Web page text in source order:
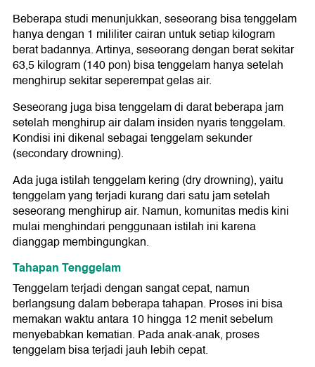
Beberapa studi menunjukkan, seseorang bisa tenggelam
hanya dengan 1 mililiter cairan untuk setiap kilogram
berat badannya. Artinya, seseorang dengan berat sekitar
63,5 kilogram (140 pon) bisa tenggelam hanya setelah
menghirup sekitar seperempat gelas air.
Seseorang juga bisa tenggelam di darat beberapa jam
setelah menghirup air dalam insiden nyaris tenggelam.
Kondisi ini dikenal sebagai tenggelam sekunder
(secondary drowning).
Ada juga istilah tenggelam kering (dry drowning), yaitu
tenggelam yang terjadi kurang dari satu jam setelah
seseorang menghirup air. Namun, komunitas medis kini
mulai menghindari penggunaan istilah ini karena
dianggap membingungkan.
Tahapan Tenggelam
Tenggelam terjadi dengan sangat cepat, namun
berlangsung dalam beberapa tahapan. Proses ini bisa
memakan waktu antara 10 hingga 12 menit sebelum
menyebabkan kematian. Pada anak-anak, proses
tenggelam bisa terjadi jauh lebih cepat.